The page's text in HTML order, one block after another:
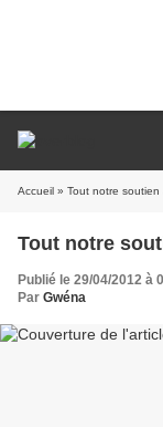
Accueil » Tout notre soutien
Tout notre
Publié le 29/04/2012 à
Par Gwéna